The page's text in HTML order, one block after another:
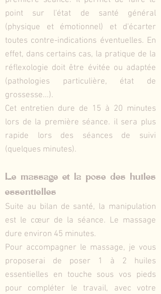
point sur l'état de santé général
(physique et émotionnel) et d'écarter
toutes contre-indications éventuelles. En
effet, dans certains cas, la pratique de la
réflexologie doit être évitée ou adaptée
(pathologies particulière, état de
grossesse...).
Cet entretien dure de 15 à 20 minutes
lors de la première séance. il sera plus
rapide lors des séances de suivi
(quelques minutes).
Le massage et la pose des huiles
essentielles
Suite au bilan de santé, la manipulation
est le cœur de la séance. Le massage
dure environ 45 minutes.
Pour accompagner le massage, je vous
proposerai de poser 1 à 2 huiles
essentielles en touche sous vos pieds
pour compléter le travail, avec votre